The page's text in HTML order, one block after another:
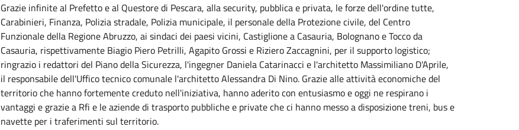
Grazie infinite al Prefetto e al Questore di Pescara, alla security, pubblica e privata, le forze dell'ordine tutte,
Carabinieri, Finanza, Polizia stradale, Polizia municipale, il personale della Protezione civile, del Centro
Funzionale della Regione Abruzzo, ai sindaci dei paesi vicini, Castiglione a Casauria, Bolognano e Tocco da
Casauria, rispettivamente Biagio Piero Petrilli, Agapito Grossi e Riziero Zaccagnini, per il supporto logistico;
ringrazio i redattori del Piano della Sicurezza, l'ingegner Daniela Catarinacci e l'architetto Massimiliano D'Aprile,
il responsabile dell'Uffico tecnico comunale l'architetto Alessandra Di Nino. Grazie alle attività economiche del
territorio che hanno fortemente creduto nell'iniziativa, hanno aderito con entusiasmo e oggi ne respirano i
vantaggi e grazie a Rfi e le aziende di trasporto pubbliche e private che ci hanno messo a disposizione treni, bus e
navette per i traferimenti sul territorio.